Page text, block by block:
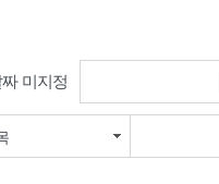
미지정